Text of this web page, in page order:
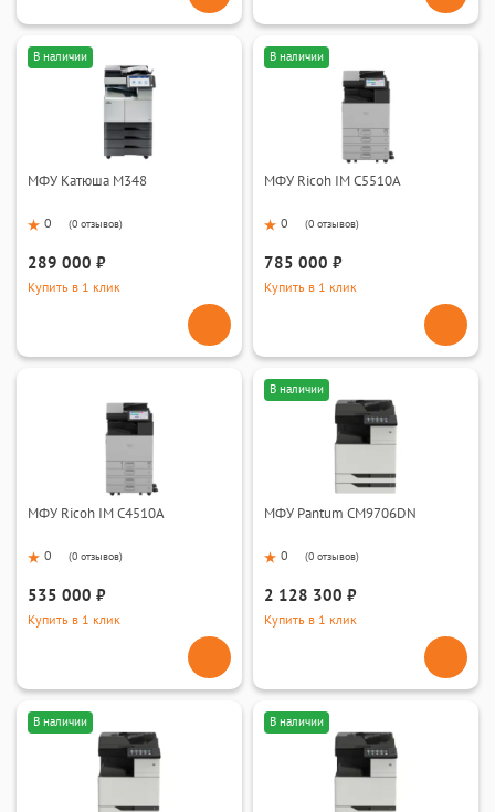
В наличии
МФУ Катюша M348
0 (0 отзывов)
289 000 ₽
Купить в 1 клик
В наличии
МФУ Ricoh IM C5510A
0 (0 отзывов)
785 000 ₽
Купить в 1 клик
МФУ Ricoh IM C4510A
0 (0 отзывов)
535 000 ₽
Купить в 1 клик
В наличии
МФУ Pantum CM9706DN
0 (0 отзывов)
2 128 300 ₽
Купить в 1 клик
В наличии В наличии